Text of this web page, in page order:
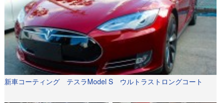
新車コーティング テスラModel S ウルトラストロングコート